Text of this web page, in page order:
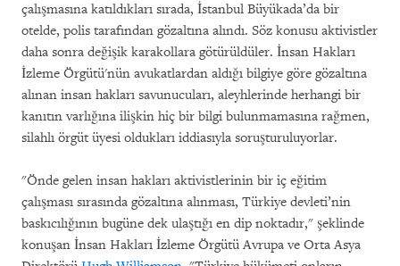
çalışmasına katıldıkları sırada, İstanbul Büyükada’da bir
otelde, polis tarafından gözaltına alındı. Söz konusu aktivistler
daha sonra değişik karakollara götürüldüler. İnsan Hakları
İzleme Örgütü'nün avukatlardan aldığı bilgiye göre gözaltına
alınan insan hakları savunucuları, aleyhlerinde herhangi bir
kanıtın varlığına ilişkin hiç bir bilgi bulunmamasına rağmen,
silahlı örgüt üyesi oldukları iddiasıyla soruşturuluyorlar.
"Önde gelen insan hakları aktivistlerinin bir iç eğitim
çalışması sırasında gözaltına alınması, Türkiye devleti’nin
baskıcılığının bugüne dek ulaştığı en dip noktadır," şeklinde
konuşan İnsan Hakları İzleme Örgütü Avrupa ve Orta Asya